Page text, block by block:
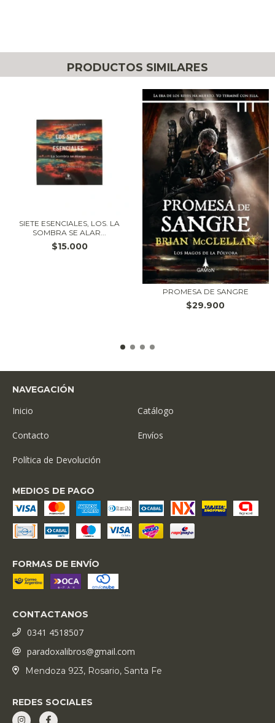
PRODUCTOS SIMILARES
SIETE ESENCIALES, LOS. LA
SOMBRA SE ALAR...
$15.000
PROMESA DE SANGRE
$29.900
NAVEGACIÓN
Inicio Catálogo
Contacto Envíos
Política de Devolución
MEDIOS DE PAGO
FORMAS DE ENVÍO
CONTACTANOS
0341 4518507
paradoxalibros@gmail.com
Mendoza 923, Rosario, Santa Fe
REDES SOCIALES